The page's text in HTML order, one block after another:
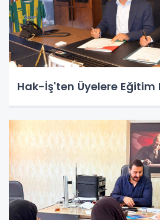
Hak-İş'ten Üyelere Eğitim